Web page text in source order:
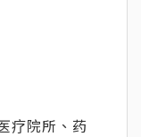
疗院所、药